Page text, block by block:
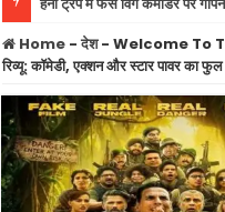
वसई
Home - देश- Welcome To
रिव्यू: कॉमेडी, एक्शन और स्टार पावर का